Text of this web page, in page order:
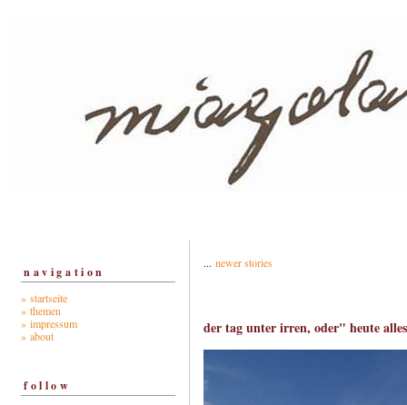
navigation
» startseite
» themen
» impressum
» about
follow
... newer stories
der tag unter irren, oder" heute